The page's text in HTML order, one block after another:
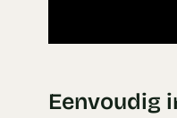
Eenvoudig